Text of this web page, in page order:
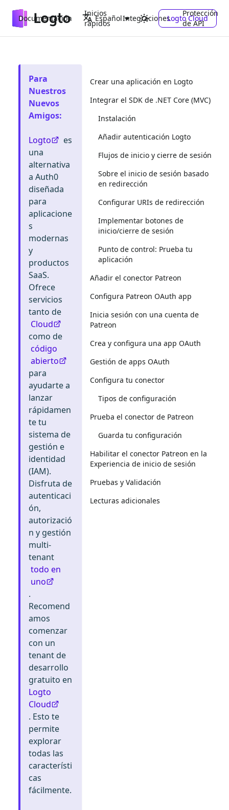
Documentación
Inicios
rápidos
Integraciones
Protección
de API
Español Logto Cloud
Para
Nuestros
Nuevos
Amigos:
Logto
es
una
alternativa
a Auth0
diseñada
para
aplicacione
s
modernas
y
productos
SaaS.
Ofrece
servicios
tanto de
Cloud
como de
código
abierto
para
ayudarte a
lanzar
rápidamen
te tu
sistema de
gestión e
identidad
(IAM).
Disfruta de
autenticaci
ón,
autorizació
n y gestión
multi-
tenant
todo en
uno
.
Recomend
amos
comenzar
con un
tenant de
desarrollo
gratuito en
Logto
Cloud
. Esto te
permite
explorar
todas las
característi
cas
fácilmente.
Crear una aplicación en Logto
Integrar el SDK de .NET Core (MVC)
Instalación
Añadir autenticación Logto
Flujos de inicio y cierre de sesión
Sobre el inicio de sesión basado
en redirección
Configurar URIs de redirección
Implementar botones de
inicio/cierre de sesión
Punto de control: Prueba tu
aplicación
Añadir el conector Patreon
Configura Patreon OAuth app
Inicia sesión con una cuenta de
Patreon
Crea y configura una app OAuth
Gestión de apps OAuth
Configura tu conector
Tipos de configuración
Prueba el conector de Patreon
Guarda tu configuración
Habilitar el conector Patreon en la
Experiencia de inicio de sesión
Pruebas y Validación
Lecturas adicionales